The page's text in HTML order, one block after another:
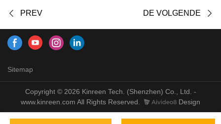
PREV DE VOLGENDE
Sitemap
Copyright © 2026 Kinreen Tech. (Shenzhen) Co., Ltd. -
www.kinreen.com All Rights Reserved.
Design